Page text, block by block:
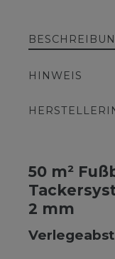
HINWEIS
50 m²
2 mm